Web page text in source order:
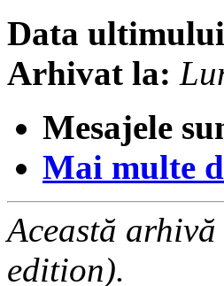
Data
Arhivat la:
Mesajele
Mai multe
Această
edition).